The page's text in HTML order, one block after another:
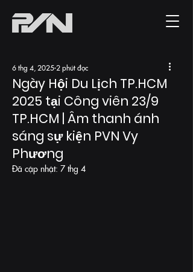
Ngày Hội Du Lịch TP.HCM
2025 tại Công viên 23/9
TP.HCM | Âm thanh ánh
sáng sự kiện PVN Vy
Phương
6 thg 4, 20252 phút đọc
Đã cập nhật: 7 thg 4